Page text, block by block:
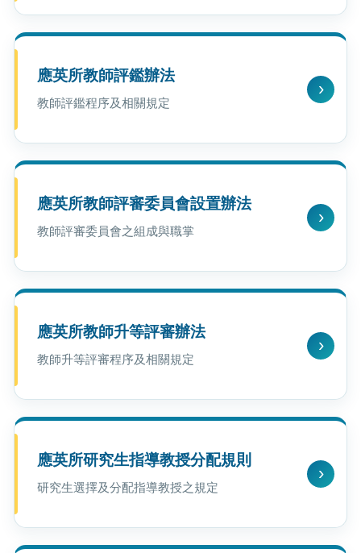
應英所教師評鑑辦法
教師評鑑程序及相關規定
應英所教師評審委員會設置辦法
教師評審委員會之組成與職掌
應英所教師升等評審辦法
教師升等評審程序及相關規定
應英所研究生指導教授分配規則
研究生選擇及分配指導教授之規定